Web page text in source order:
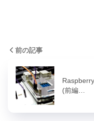
前の記事
(前編…